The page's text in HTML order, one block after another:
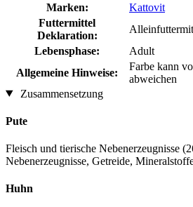
Marken:
Kattovit
Futtermittel
Deklaration:
Lebensphase:
Adult
Allgemeine Hinweise:
Farbe kann
abweichen
Zusammensetzung
Pute
Fleisch und tierische Nebenerzeugnisse
Nebenerzeugnisse, Getreide,
Huhn